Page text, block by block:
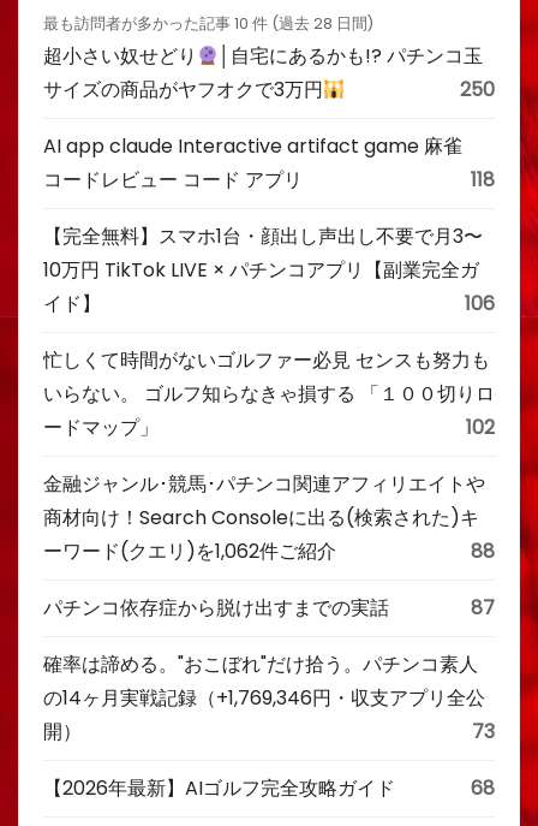
最も訪問者が多かった記事 10 件 (過去 28 日間)
超小さい奴せどり
│自宅にあるかも!? パチンコ玉
サイズの商品がヤフオクで3万円
250
AI app claude Interactive artifact game 麻雀
コードレビュー コード アプリ
118
【完全無料】スマホ1台・顔出し声出し不要で月3〜
10万円 TikTok LIVE × パチンコアプリ【副業完全ガ
イド】
106
忙しくて時間がないゴルファー必見 センスも努力も
いらない。 ゴルフ知らなきゃ損する 「１００切りロ
ードマップ」
102
金融ジャンル･競馬･パチンコ関連アフィリエイトや
商材向け！Search Consoleに出る(検索された)キ
ーワード(クエリ)を1,062件ご紹介
88
パチンコ依存症から脱け出すまでの実話 87
確率は諦める。"おこぼれ"だけ拾う。パチンコ素人
の14ヶ月実戦記録（+1,769,346円・収支アプリ全公
開）
73
【2026年最新】AIゴルフ完全攻略ガイド 68